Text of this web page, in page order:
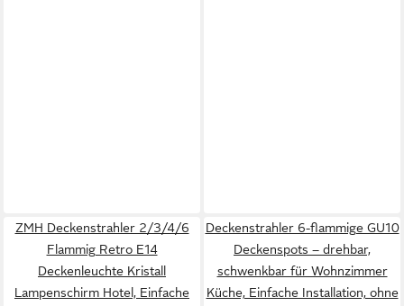
ZMH Deckenstrahler 2/3/4/6
Flammig Retro E14
Deckenleuchte Kristall
Lampenschirm Hotel, Einfache
Deckenstrahler 6-flammige GU10
Deckenspots – drehbar,
schwenkbar für Wohnzimmer
Küche, Einfache Installation, ohne